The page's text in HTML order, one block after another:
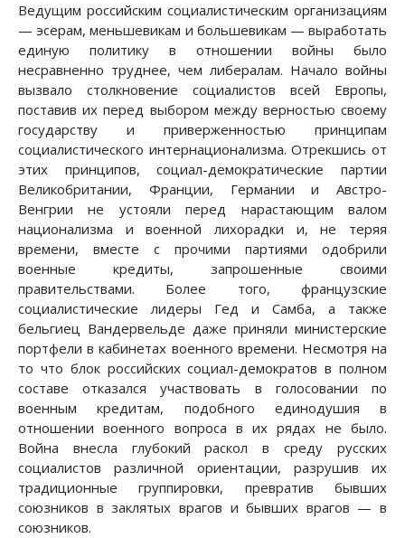
Ведущим российским социалистическим организациям
— эсерам, меньшевикам и большевикам — выработать
единую политику в отношении войны было
несравненно труднее, чем либералам. Начало войны
вызвало столкновение социалистов всей Европы,
поставив их перед выбором между верностью своему
государству и приверженностью принципам
социалистического интернационализма. Отрекшись от
этих принципов, социал-демократические партии
Великобритании, Франции, Германии и Австро-
Венгрии не устояли перед нарастающим валом
национализма и военной лихорадки и, не теряя
времени, вместе с прочими партиями одобрили
военные кредиты, запрошенные своими
правительствами. Более того, французские
социалистические лидеры Гед и Самба, а также
бельгиец Вандервельде даже приняли министерские
портфели в кабинетах военного времени. Несмотря на
то что блок российских социал-демократов в полном
составе отказался участвовать в голосовании по
военным кредитам, подобного единодушия в
отношении военного вопроса в их рядах не было.
Война внесла глубокий раскол в среду русских
социалистов различной ориентации, разрушив их
традиционные группировки, превратив бывших
союзников в заклятых врагов и бывших врагов — в
союзников.